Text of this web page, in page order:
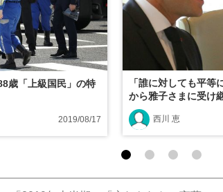
歳「上級国民」の特
2019/08/17
「誰に対しても平等
から雅子さまに受け
西川 恵